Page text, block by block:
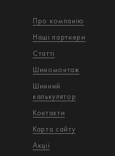
Про компанію
Наші партнери
Статті
Шиномонтаж
Шинний
калькулятор
Контакти
Карта сайту
Акції